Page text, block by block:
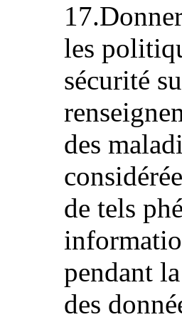
les
sécurité
des
de tels
pendant
des